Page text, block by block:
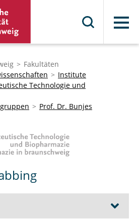
Menü
Fakultäten
Institute
Technologie und
Prof. Dr. Bunjes